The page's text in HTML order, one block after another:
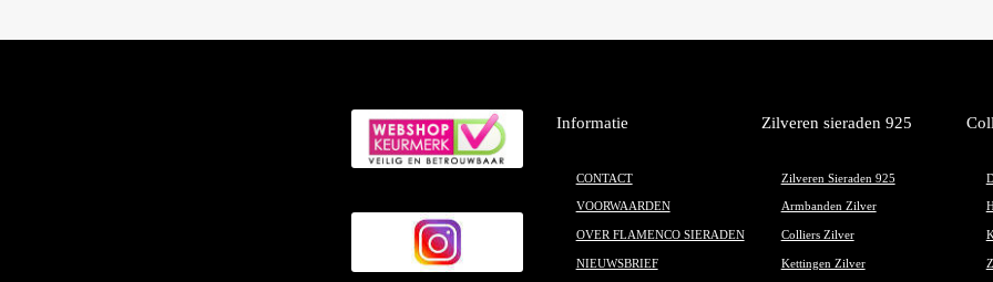
Informatie
CONTACT
VOORWAARDEN
OVER FLAMENCO SIERADEN
NIEUWSBRIEF
Zilveren sieraden 925
Zilveren Sieraden 925
Armbanden Zilver
Colliers Zilver
Kettingen Zilver